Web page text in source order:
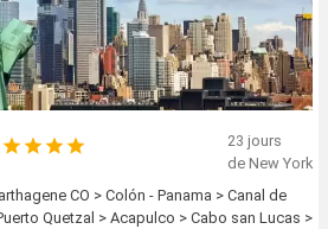
23 jours
de New York
CO > Colón - Panama > Canal de
Quetzal > Acapulco > Cabo san Lucas >